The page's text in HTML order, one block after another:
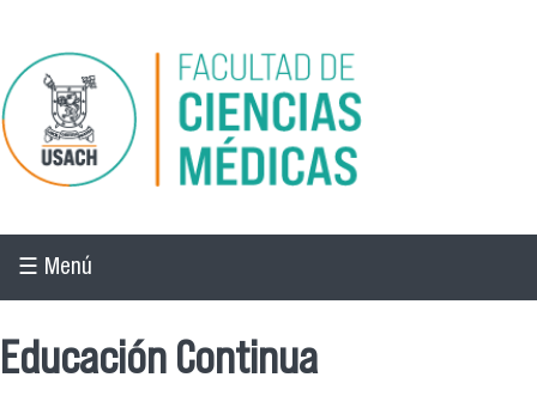
Pasar al contenido principal
☰ Menú
Educación Continua